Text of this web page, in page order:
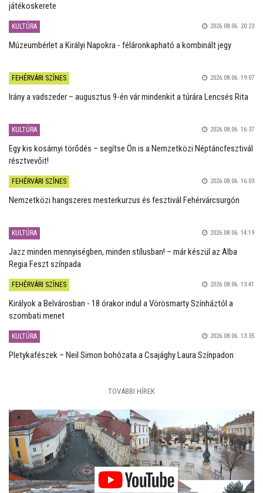
játékoskerete
KULTÚRA 2026.08.06. 20:23
Múzeumbérlet a Királyi Napokra - féláronkapható a kombinált jegy
FEHÉRVÁRI SZÍNES 2026.08.06. 19:07
Irány a vadszeder – augusztus 9-én vár mindenkit a túrára Lencsés Rita
KULTÚRA 2026.08.06. 16:37
Egy kis kosárnyi törődés – segítse Ön is a Nemzetközi Néptáncfesztivál
résztvevőit!
FEHÉRVÁRI SZÍNES 2026.08.06. 16:03
Nemzetközi hangszeres mesterkurzus és fesztivál Fehérvárcsurgón
KULTÚRA 2026.08.06. 14:19
Jazz minden mennyiségben, minden stílusban! – már készül az Alba
Regia Feszt színpada
FEHÉRVÁRI SZÍNES 2026.08.06. 13:41
Királyok a Belvárosban - 18 órakor indul a Vörösmarty Színháztól a
szombati menet
KULTÚRA 2026.08.06. 13:35
Pletykafészek – Neil Simon bohózata a Csajághy Laura Színpadon
TOVÁBBI HÍREK